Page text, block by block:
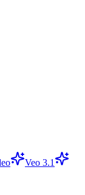
Veo 3.1